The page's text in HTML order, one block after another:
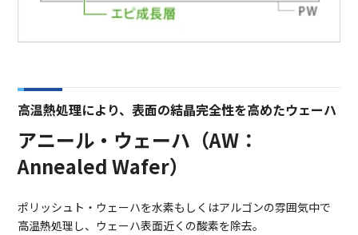
高温熱処理により、表面の結晶完全性を高めたウェーハ
アニール・ウェーハ（AW：
Annealed Wafer）
ポリッシュト・ウェーハを水素もしくはアルゴンの雰囲気中で
高温熱処理し、ウェーハ表面近くの酸素を除去。